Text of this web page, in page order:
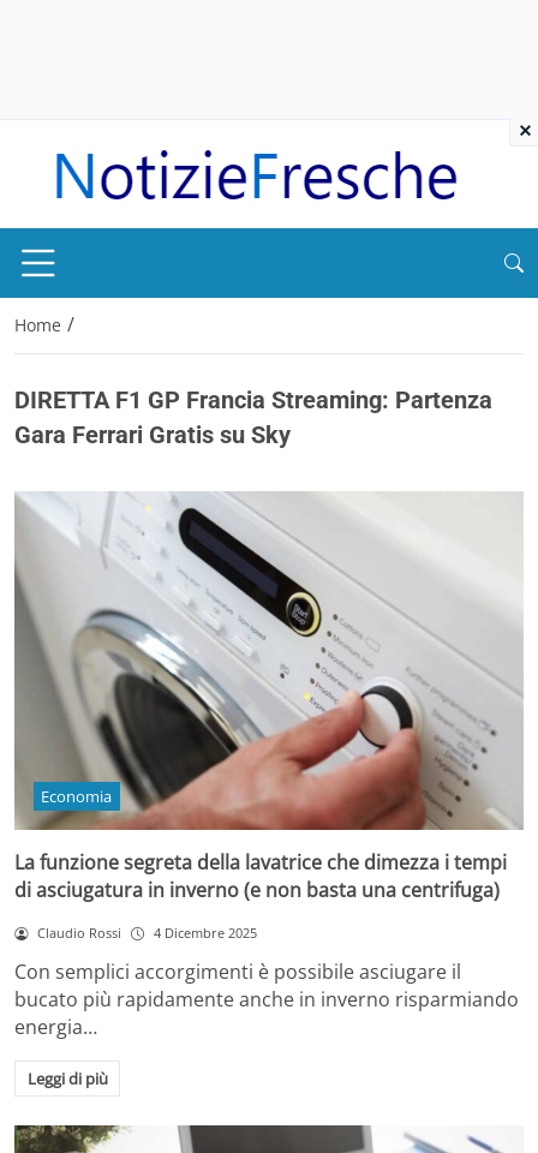
Home /
DIRETTA F1 GP Francia Streaming: Partenza
Gara Ferrari Gratis su Sky
Economia
La funzione segreta della lavatrice che dimezza i tempi
di asciugatura in inverno (e non basta una centrifuga)
Claudio Rossi 4 Dicembre 2025
Con semplici accorgimenti è possibile asciugare il
bucato più rapidamente anche in inverno risparmiando
energia…
Leggi di più
×